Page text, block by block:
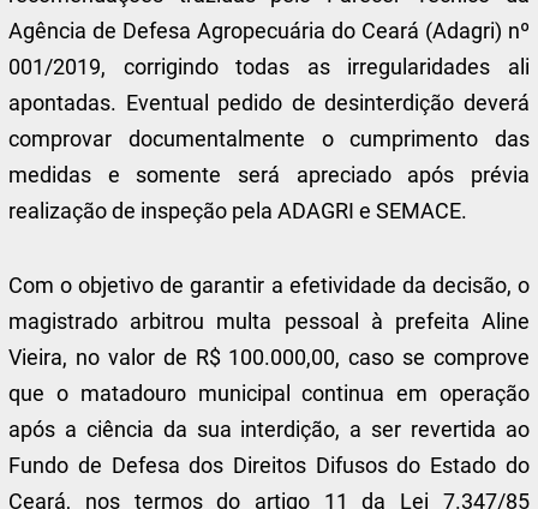
Agência de Defesa Agropecuária do Ceará (Adagri) nº
001/2019, corrigindo todas as irregularidades ali
apontadas. Eventual pedido de desinterdição deverá
comprovar documentalmente o cumprimento das
medidas e somente será apreciado após prévia
realização de inspeção pela ADAGRI e SEMACE.
Com o objetivo de garantir a efetividade da decisão, o
magistrado arbitrou multa pessoal à prefeita Aline
Vieira, no valor de R$ 100.000,00, caso se comprove
que o matadouro municipal continua em operação
após a ciência da sua interdição, a ser revertida ao
Fundo de Defesa dos Direitos Difusos do Estado do
Ceará, nos termos do artigo 11 da Lei 7.347/85